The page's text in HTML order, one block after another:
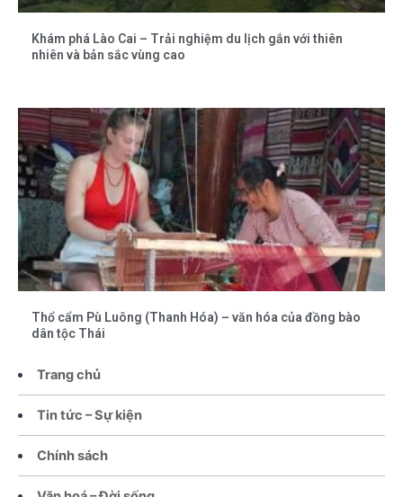
Trang chủ
Tin tức – Sự kiện
Chính sách
Khám phá Lào Cai – Trải nghiệm du lịch gắn với thiên
nhiên và bản sắc vùng cao
Thổ cẩm Pù Luông (Thanh Hóa) – văn hóa của đồng bào
dân tộc Thái